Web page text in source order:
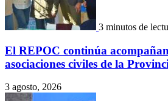
3 minutos de
El REPOC continúa
asociaciones civiles de la
3 agosto, 2026